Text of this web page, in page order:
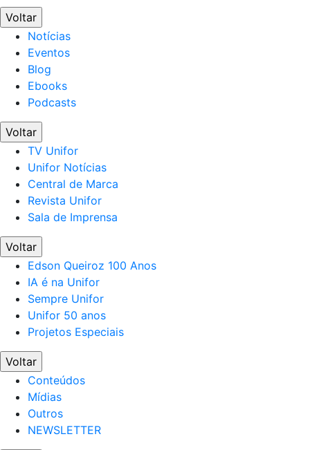
Voltar
Notícias
Eventos
Blog
Ebooks
Podcasts
Voltar
TV Unifor
Unifor Notícias
Central de Marca
Revista Unifor
Sala de Imprensa
Voltar
Edson Queiroz 100 Anos
IA é na Unifor
Sempre Unifor
Unifor 50 anos
Projetos Especiais
Voltar
Conteúdos
Mídias
Outros
NEWSLETTER